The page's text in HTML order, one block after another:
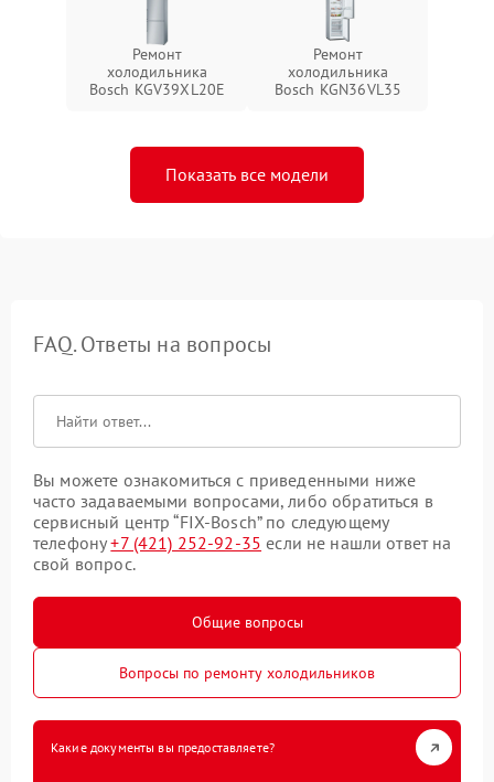
Ремонт
холодильника
Bosch KGV39XL20E
Ремонт
холодильника
Bosch KGN36VL35
Показать все модели
FAQ. Ответы на вопросы
Вы можете ознакомиться с приведенными ниже
часто задаваемыми вопросами, либо обратиться в
сервисный центр “FIX-Bosch” по следующему
телефону+7 (421) 252-92-35 если не нашли ответ на
свой вопрос.
Общие вопросы
Вопросы по ремонту холодильников
Какие документы вы предоставляете?